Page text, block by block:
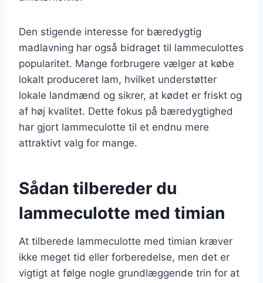
Den stigende interesse for bæredygtig
madlavning har også bidraget til lammeculottes
popularitet. Mange forbrugere vælger at købe
lokalt produceret lam, hvilket understøtter
lokale landmænd og sikrer, at kødet er friskt og
af høj kvalitet. Dette fokus på bæredygtighed
har gjort lammeculotte til et endnu mere
attraktivt valg for mange.
Sådan tilbereder du
lammeculotte med timian
At tilberede lammeculotte med timian kræver
ikke meget tid eller forberedelse, men det er
vigtigt at følge nogle grundlæggende trin for at